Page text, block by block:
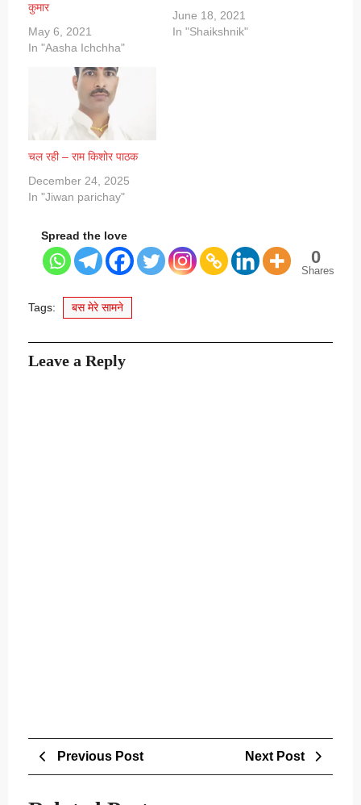
कुमार
May 6, 2021
In "Aasha Ichchha"
June 18, 2021
In "Shaikshnik"
चल रही – राम किशोर पाठक
December 24, 2025
In "Jiwan parichay"
Spread the love
0
Shares
Tags: बस मेरे सामने
Leave a Reply
Post
navigation
Previous PostPrevious
Next Post